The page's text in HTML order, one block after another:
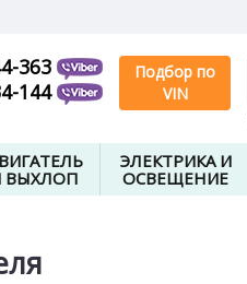
363
144
Подбор по
VIN
ВЫХЛОП
ЭЛЕКТРИКА И
ОСВЕЩЕНИЕ